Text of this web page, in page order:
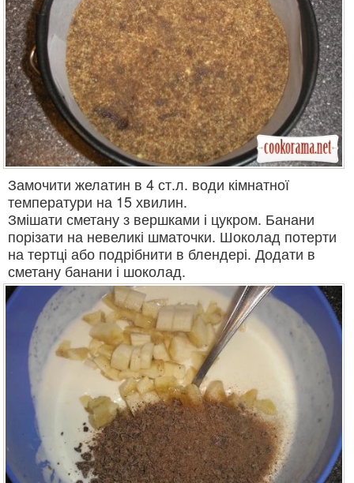
Замочити желатин в 4 ст.л. води кімнатної
температури на 15 хвилин.
Змішати сметану з вершками і цукром. Банани
порізати на невеликі шматочки. Шоколад потерти
на тертці або подрібнити в блендері. Додати в
сметану банани і шоколад.